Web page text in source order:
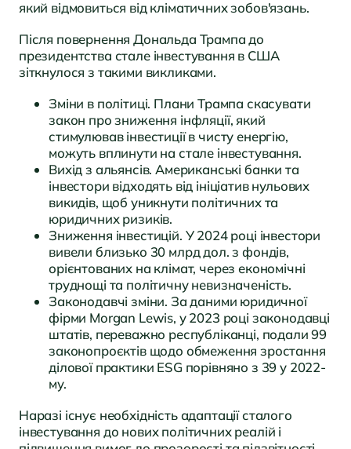
який відмовиться від кліматичних зобов'язань.
Після повернення Дональда Трампа до
президентства стале інвестування в США
зіткнулося з такими викликами.
Зміни в політиці. Плани Трампа скасувати
закон про зниження інфляції, який
стимулював інвестиції в чисту енергію,
можуть вплинути на стале інвестування.
Вихід з альянсів. Американські банки та
інвестори відходять від ініціатив нульових
викидів, щоб уникнути політичних та
юридичних ризиків.
Зниження інвестицій. У 2024 році інвестори
вивели близько 30 млрд дол. з фондів,
орієнтованих на клімат, через економічні
труднощі та політичну невизначеність.
Законодавчі зміни. За даними юридичної
фірми Morgan Lewis, у 2023 році законодавці
штатів, переважно республіканці, подали 99
законопроєктів щодо обмеження зростання
ділової практики ESG порівняно з 39 у 2022-
му.
Наразі існує необхідність адаптації сталого
інвестування до нових політичних реалій і